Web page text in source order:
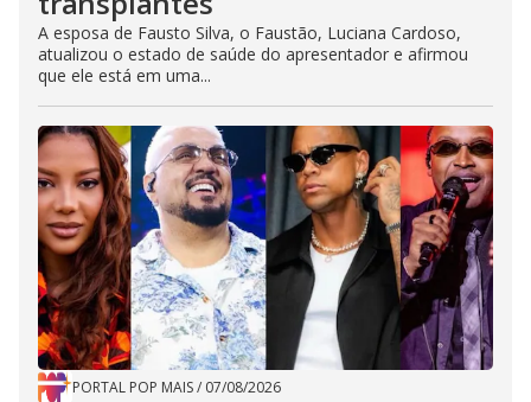
A esposa de Fausto Silva, o Faustão, Luciana Cardoso,
atualizou o estado de saúde do apresentador e afirmou
que ele está em uma...
PORTAL POP MAIS/ 07/08/2026